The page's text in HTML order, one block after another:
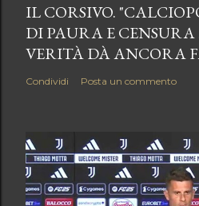
IL CORSIVO.
DI PAURA E
VERITÀ DÀ ANCORA
Condividi Posta un commento